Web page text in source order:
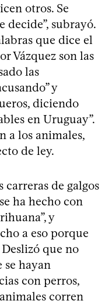
otros. Se
decide”, subrayó.
que dice el
Vázquez son las
las
y
diciendo
en Uruguay”.
a los animales,
de ley.
de galgos
ha hecho con
y
a eso porque
Deslizó que no
hayan
con perros,
corren